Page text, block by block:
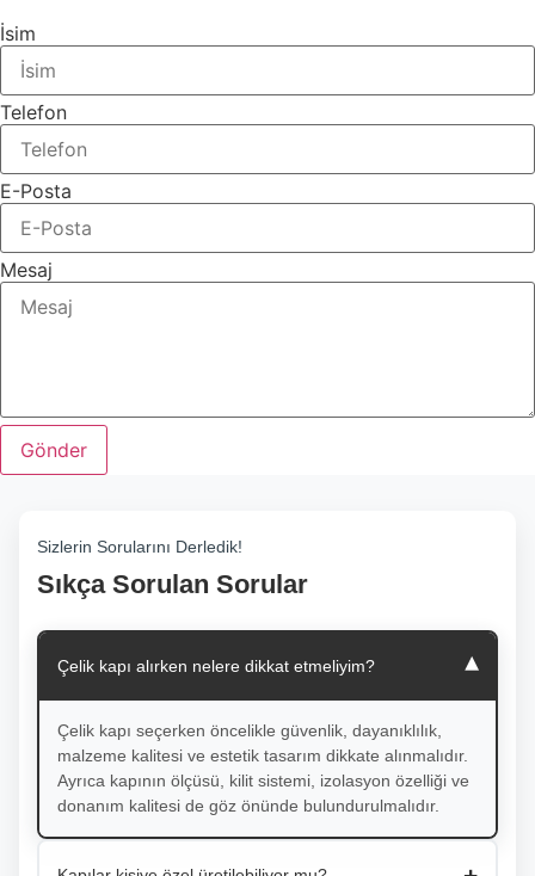
İsim
Telefon
E-Posta
Mesaj
Gönder
Sizlerin Sorularını Derledik!
Sıkça Sorulan Sorular
Çelik kapı alırken nelere dikkat etmeliyim? ▾
Çelik kapı seçerken öncelikle güvenlik, dayanıklılık,
malzeme kalitesi ve estetik tasarım dikkate alınmalıdır.
Ayrıca kapının ölçüsü, kilit sistemi, izolasyon özelliği ve
donanım kalitesi de göz önünde bulundurulmalıdır.